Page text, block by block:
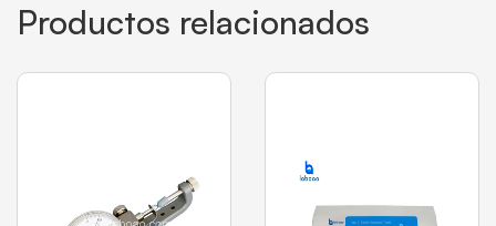
Productos relacionados